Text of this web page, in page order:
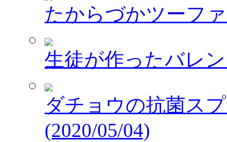
たからづかツーフ
生徒が作ったバレ
ダチョウの抗菌ス
(2020/05/04)